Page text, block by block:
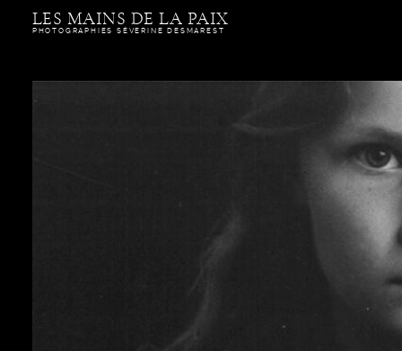
directement
LES MAINS DE LA PAIX
PHOTOGRAPHIES SÉVERINE DESMAREST